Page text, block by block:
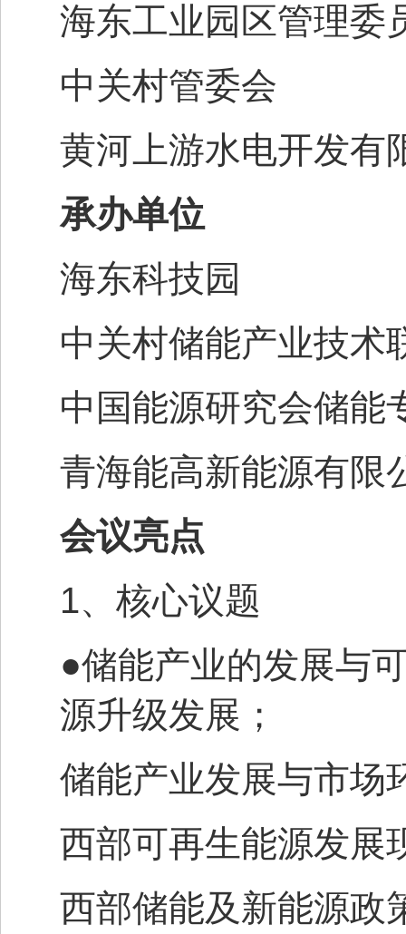
海东工业园区管理委
中关村管委会
黄河上游水电开发有
承办单位
海东科技园
中关村储能产业技术
中国能源研究会储能
青海能高新能源有限
会议亮点
1、核心议题
●储能产业的发展与
源升级发展；
储能产业发展与市场
西部可再生能源发展
西部储能及新能源政